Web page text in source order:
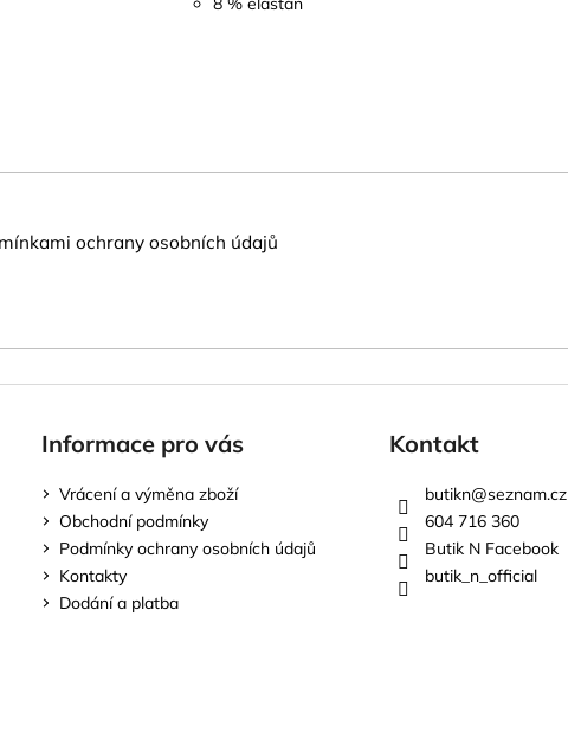
ochrany osobních údajů
Informace pro vás
Vrácení a výměna zboží
Obchodní podmínky
Podmínky ochrany osobních údajů
Kontakty
Dodání a platba
Kontakt
butikn@seznam.cz
604 716 360
Butik N Facebook
butik_n_official